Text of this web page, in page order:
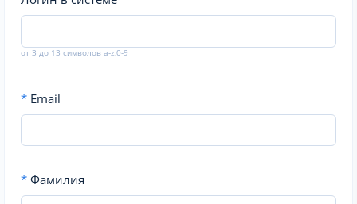
от 3 до 13 символов a-z,0-9
* Email
* Фамилия